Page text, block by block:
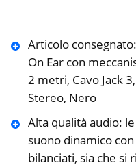
Articolo
On Ear con
2 metri, Cavo Jack
Stereo, Nero
Alta qualità audio:
suono dinamico
bilanciati, sia che si